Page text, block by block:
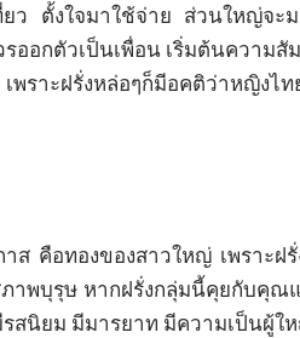
ยว ตั้งใจมาใช้จ่าย ส่วนใหญ่จ
อกตัวเป็นเพื่อน เริ่มต้นความ
พราะฝรั่งหล่อๆก็มีอคติว่าหญิงไ
คือทองของสาวใหญ่ เพราะฝ
าพบุรุษ หากฝรั่งกลุ่มนี้คุยกับคุณ
สนิยม มีมารยาท มีความเป็นผู้ใ